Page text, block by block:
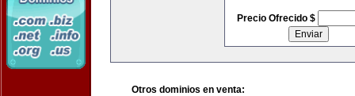
Precio Ofrecido $
Otros dominios en venta: